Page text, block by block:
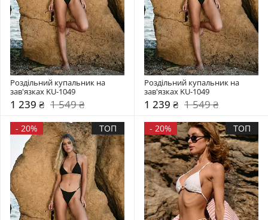
Роздільний купальник на
зав'язках KU-1049
1 239 ₴ 1 549 ₴
Роздільний купальник на
зав'язках KU-1049
1 239 ₴ 1 549 ₴
- 20% ТОП - 20% ТОП